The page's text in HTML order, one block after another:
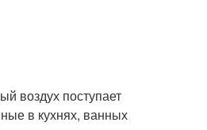
воздух поступает
в кухнях, ванных